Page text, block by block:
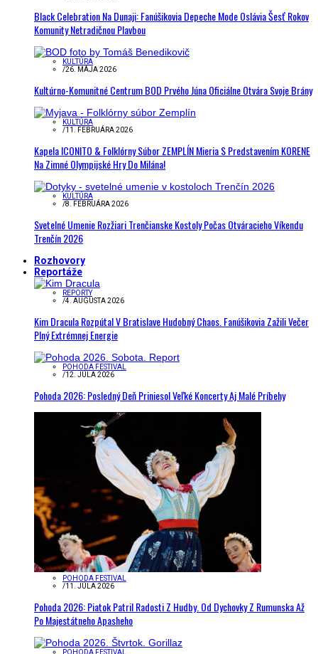
Black Celebration Na Dunaji: Fanúšikovia Depeche Mode Oslávia Šesť Rokov
Komunity Netradičnou Plavbou
KULTÚRA
/26. MÁJA 2026
Kultúrno-Komunitné Centrum BOD Prvého Júna Oficiálne Otvára Svoje Brány
KULTÚRA
/11. FEBRUÁRA 2026
Kapela ICONITO & Folklórny Súbor ZEMPLÍN Mieria S Predstavením KORENE
Na Zimné Olympijské Hry Do Milána!
KULTÚRA
/8. FEBRUÁRA 2026
Svetelné Umenie Rozžiari Trenčianske Kostoly Počas Otváracieho Víkendu
Trenčín 2026
Rozhovory
Reportáže
REPORTY
/4. AUGUSTA 2026
Kim Dracula Rozpútal V Bratislave Hudobný Chaos. Fanúšikovia Zažili Večer
Plný Extrémnej Energie
POHODA FESTIVAL
/12. JÚLA 2026
Pohoda 2026: Posledný Deň Priniesol Veľké Koncerty Aj Malé Príbehy
POHODA FESTIVAL
/11. JÚLA 2026
Pohoda 2026: Piatok Patril Radosti Z Hudby. Od Dychovky Z Rumunska Až
Po Majestátneho Apasheho
POHODA FESTIVAL